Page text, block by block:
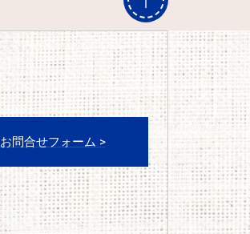
お問合せフォーム >